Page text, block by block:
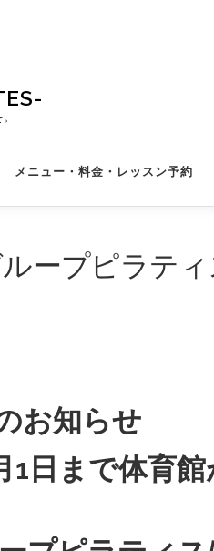
メニュー・料金・レッスン予約
ープピラティ
お知らせ
日まで体育